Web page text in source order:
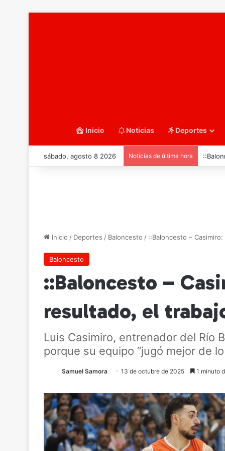
Inicio Noticias Deportes
sábado, agosto 8 2026 Noticias de última hora
Inicio / Deportes / Baloncesto / ::Baloncesto –
Baloncesto
::Baloncesto –
resultado, el
Luis Casimiro, entrenador del Río
porque su equipo “jugó mejor de
Samuel Samora 13 de octubre de 2025 1 minuto